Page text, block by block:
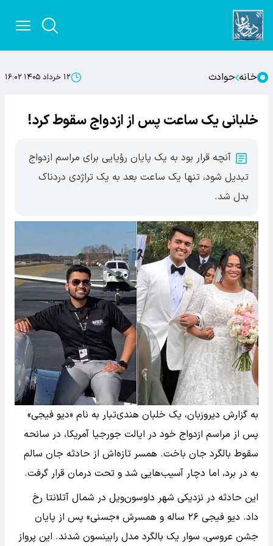
خانه حوادث ۱۲ خرداد ۱۴۰۵ ۱۶:۰۲
خلبانی یک ساعت پس از ازدواج سقوط کرد!
آنچه قرار بود به یک پایان رؤیایی برای مراسم ازدواج
تبدیل شود، تنها یک ساعت بعد به یک تراژدی دردناک
بدل شد.
به گزارش دیروزبان، یک خلبان هندی‌تبار به نام «دیو فیجی»
پس از مراسم ازدواج خود در ایالت جورجیا آمریکا، در سانحه
سقوط بالگرد جان باخت. همسر تازه‌اش از حادثه جان سالم
به در برد، اما دچار آسیب‌هایی شد و تحت درمان قرار گرفت.
این حادثه در نزدیکی شهر داوسون‌ویل در شمال آتلانتا رخ
داد. دیو فیجی ۲۶ ساله و همسرش «جسنی» پس از پایان
جشن عروسی، سوار یک بالگرد مدل رابینسون شدند. این پرواز